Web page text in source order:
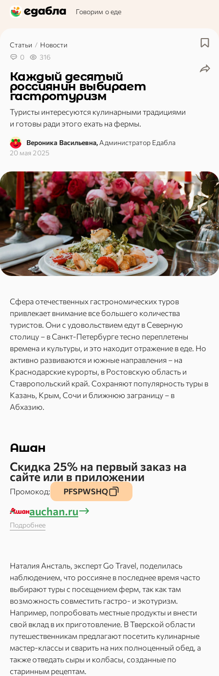
Говорим о еде
Статьи / Новости
0
316
Каждый десятый
россиянин выбирает
гастротуризм
Туристы интересуются кулинарными традициями
и готовы ради этого ехать на фермы.
Вероника Васильевна, Администратор Едабла
20 мая 2025
Сфера отечественных гастрономических туров
привлекает внимание все большего количества
туристов. Они с удовольствием едут в Северную
столицу – в Санкт-Петербурге тесно переплетены
времена и культуры, и это находит отражение в еде. Но
активно развиваются и южные направления – на
Краснодарские курорты, в Ростовскую область и
Ставропольский край. Сохраняют популярность туры в
Казань, Крым, Сочи и ближнюю заграницу – в
Абхазию.
Ашан
Скидка 25% на первый заказ на
сайте или в приложении
Промокод: PFSPWSHQ
auchan.ru
Подробнее
Наталия Ансталь, эксперт Go Travel, поделилась
наблюдением, что россияне в последнее время часто
выбирают туры с посещением ферм, так как там
возможность совместить гастро- и экотуризм.
Например, попробовать местные продукты и внести
свой вклад в их приготовление. В Тверской области
путешественникам предлагают посетить кулинарные
мастер-классы и сварить на них полноценный обед, а
также отведать сыры и колбасы, созданные по
старинным рецептам.